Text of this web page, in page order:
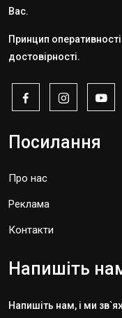
Вас.
Принцип
достовірності.
Посилання
Про нас
Реклама
Контакти
Напишіть
Напишіть нам, і ми